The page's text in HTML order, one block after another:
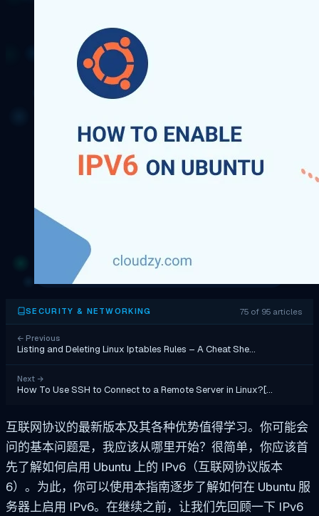
SECURITY & NETWORKING 75 of 95 articles
← Previous
Listing and Deleting Linux Iptables Rules – A Cheat She…
Next →
How To Use SSH to Connect to a Remote Server in Linux?[…
互联网协议的最新版本及其各种优势值得学习。你可能会
问的基本问题是，我应该从哪里开始？很简单，你应该首
先了解如何启用 Ubuntu 上的 IPv6（互联网协议版本
6）。为此，你可以使用本指南逐步了解如何在 Ubuntu 服
务器上启用 IPv6。在继续之前，让我们先回顾一下 IPv6